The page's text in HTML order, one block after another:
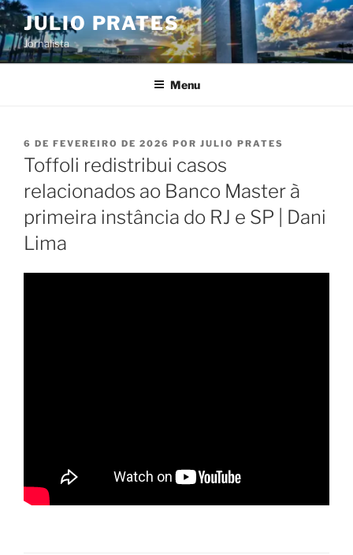
Pular
para
o
conteúdo
JULIO PRATES
Jornalista
Menu
PUBLICADO
EM
6 DE FEVEREIRO DE 2026 POR JULIO PRATES
Toffoli redistribui casos
relacionados ao Banco Master à
primeira instância do RJ e SP | Dani
Lima